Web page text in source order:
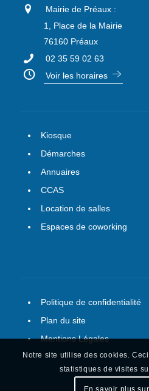
Mairie de Préaux :
1, Place de la Mairie
76160 Préaux
02 35 59 02 63
Voir les horaires
Kiosque
Démarches
Annuaires
CCAS
Location de salles
Espaces de coworking
Politique de confidentialité
Plan du site
Mentions Légales
Notre site utilise des cookies.
statistiques de visites
En savoir plus